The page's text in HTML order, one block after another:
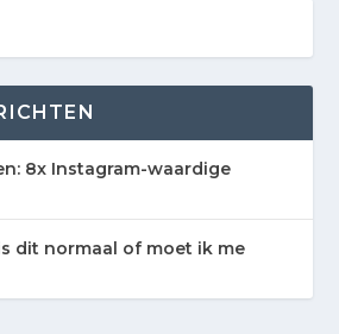
8x Instagram-waardige
dit normaal of moet ik me